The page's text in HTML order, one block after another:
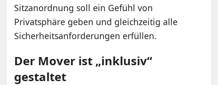
Sitzanordnung soll ein Gefühl von
Privatsphäre geben und gleichzeitig alle
Sicherheitsanforderungen erfüllen.
Der Mover ist „inklusiv“
gestaltet